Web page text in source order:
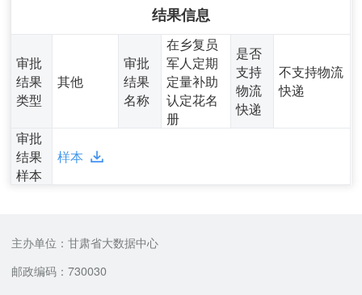
结果信息
审批
结果
类型
其他
审批
结果
名称
在乡复员
军人定期
定量补助
认定花名
册
是否
支持
物流
快递
不支持物流
快递
审批
结果
样本
样本
主办单位：甘肃省大数据中心
邮政编码：730030